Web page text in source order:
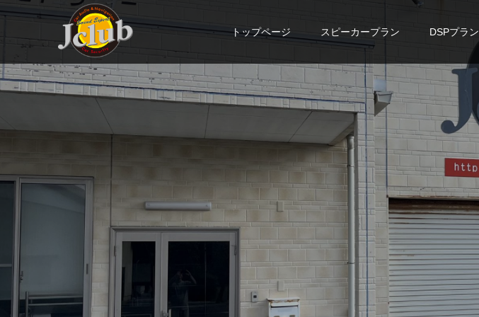
トップページ スピーカープラン DSPプラン